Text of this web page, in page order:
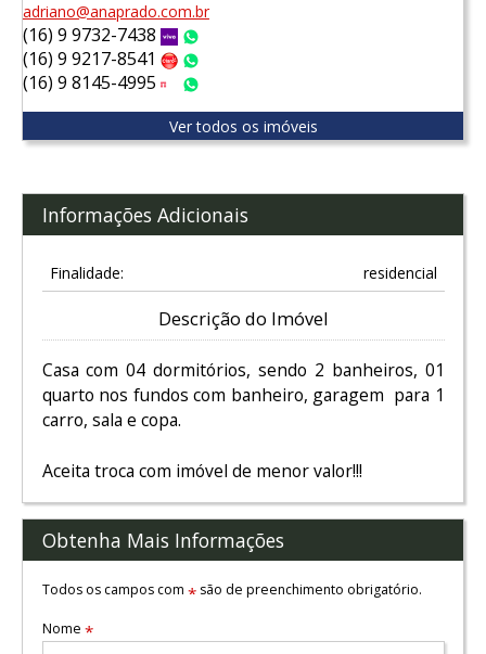
adriano@anaprado.com.br
(16) 9 9732-7438 Vivo
(16) 9 9217-8541 Claro
(16) 9 8145-4995 Tim
Ver todos os imóveis
Informações Adicionais
Finalidade: residencial
Descrição do Imóvel
Casa com 04 dormitórios, sendo 2 banheiros, 01
quarto nos fundos com banheiro, garagem para 1
carro, sala e copa.
Aceita troca com imóvel de menor valor!!!
Obtenha Mais Informações
Todos os campos com *são de preenchimento obrigatório.
Nome *